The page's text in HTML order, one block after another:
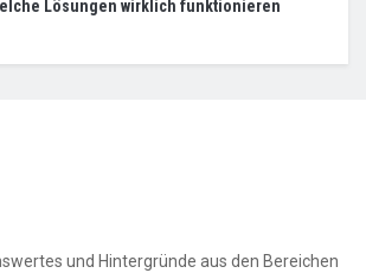
Lösungen wirklich funktionieren
und Hintergründe aus den Bereichen